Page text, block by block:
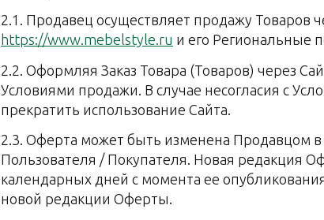
2.1. Продавец осуществляет продажу Товаров
https://www.mebelstyle.ru и его Региональные
2.2. Оформляя Заказ Товара (Товаров) через
Условиями продажи. В случае несогласия с
прекратить использование Сайта.
2.3. Оферта может быть изменена Продавцом
Пользователя / Покупателя. Новая редакция
календарных дней с момента ее
новой редакции Оферты.